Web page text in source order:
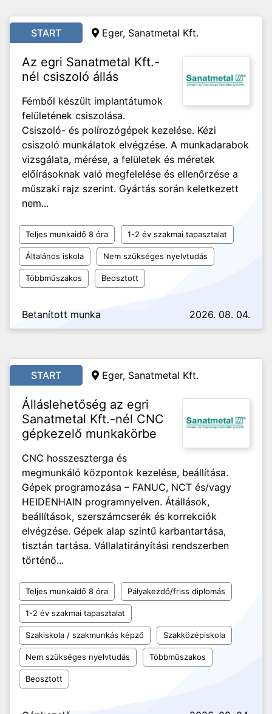
START Eger, Sanatmetal Kft.
Az egri Sanatmetal Kft.-
nél csiszoló állás
Fémből készült implantátumok
felületének csiszolása.
Csiszoló- és polírozógépek kezelése. Kézi
csiszoló munkálatok elvégzése. A munkadarabok
vizsgálata, mérése, a felületek és méretek
előírásoknak való megfelelése és ellenőrzése a
műszaki rajz szerint. Gyártás során keletkezett
nem...
Teljes munkaidő 8 óra 1-2 év szakmai tapasztalat
Általános iskola Nem szükséges nyelvtudás
Többműszakos Beosztott
Betanított munka 2026. 08. 04.
START Eger, Sanatmetal Kft.
Álláslehetőség az egri
Sanatmetal Kft.-nél CNC
gépkezelő munkakörbe
CNC hosszeszterga és
megmunkáló központok kezelése, beállítása.
Gépek programozása – FANUC, NCT és/vagy
HEIDENHAIN programnyelven. Átállások,
beállítások, szerszámcserék és korrekciók
elvégzése. Gépek alap szintű karbantartása,
tisztán tartása. Vállalatirányítási rendszerben
történő...
Teljes munkaidő 8 óra Pályakezdő/friss diplomás
1-2 év szakmai tapasztalat
Szakiskola / szakmunkás képző Szakközépiskola
Nem szükséges nyelvtudás Többműszakos
Beosztott